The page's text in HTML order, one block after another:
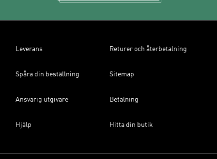
Leverans Returer och återbetalning
Spåra din beställning Sitemap
Ansvarig utgivare Betalning
Hjälp Hitta din butik